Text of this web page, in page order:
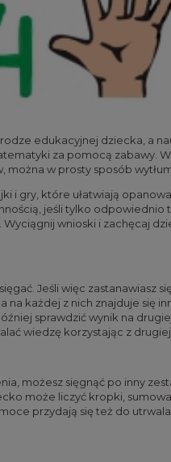
edukacyjnej dziecka, a
za pomocą zabawy.
w prosty sposób
i gry, które ułatwiają
jeśli tylko odpowiednio
Wyciągnij wnioski i zachęcaj
Jeśli więc zastanawiasz
na każdej z nich znajduje się
sprawdzić wynik na
wiedzę korzystając z drugiej
możesz sięgnąć po inny
może liczyć kropki,
przydają się też do